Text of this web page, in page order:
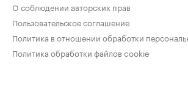
О соблюдении авторских прав
Пользовательское соглашение
Политика в отношении обработки
Политика обработки файлов cookie